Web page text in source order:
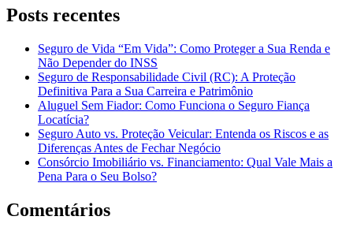
Posts recentes
Seguro de Vida “Em Vida”: Como Proteger a Sua Renda e
Não Depender do INSS
Seguro de Responsabilidade Civil (RC): A Proteção
Definitiva Para a Sua Carreira e Patrimônio
Aluguel Sem Fiador: Como Funciona o Seguro Fiança
Locatícia?
Seguro Auto vs. Proteção Veicular: Entenda os Riscos e as
Diferenças Antes de Fechar Negócio
Consórcio Imobiliário vs. Financiamento: Qual Vale Mais a
Pena Para o Seu Bolso?
Comentários